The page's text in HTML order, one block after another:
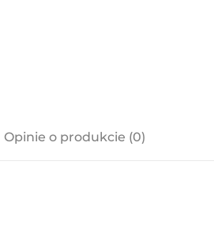
Opinie o produkcie (0)